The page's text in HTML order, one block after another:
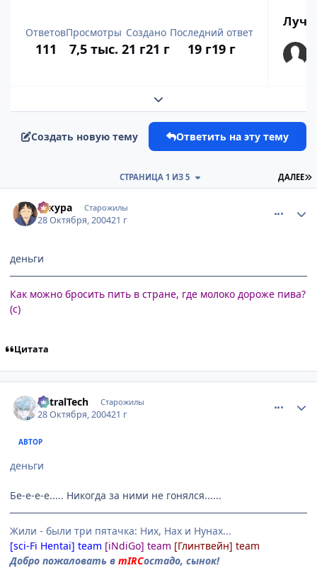
Ответов
111
Просмотры
7,5 тыс.
Создано
21 г21 г
Последний ответ
19 г19 г
Развернуть обзор темы
Создать новую тему Ответить на эту тему
ДАЛЕЕ
СТРАНИЦА 1 ИЗ 5
сакура Старожилы
28 Октября, 200421 г
деньги
Как можно бросить пить в стране, где молоко дороже пива?
(с)
Цитата
AstralTech Старожилы
28 Октября, 200421 г
АВТОР
деньги
Бе-е-е-е..... Никогда за ними не гонялся......
Жили - были три пятачка: Них, Нах и Нунах...
[sci-Fi Hentai] team [iNdiGo] team [Глинтвейн] team
Добро пожаловать в mIRCостадо, сынок!